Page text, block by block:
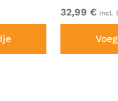
32,99 € Incl.